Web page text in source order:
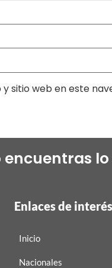
sitio web en este
encuentras
Enlaces de interés
Inicio
Nacionales